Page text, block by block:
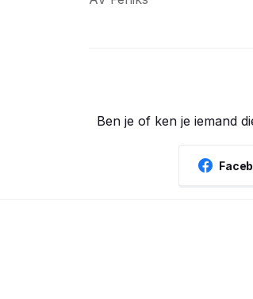
Ben je of ken je iemand